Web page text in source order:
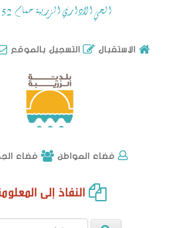
الحي الاداري الزريبة حمام 1152
الاستقبال التسجيل بالموقع
فضاء المواطن